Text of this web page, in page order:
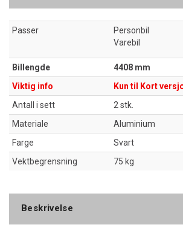
Passer
Personbil
Varebil
Billengde
4408 mm
Viktig info
Kun til Kort
Antall i sett
2 stk.
Materiale
Aluminium
Farge
Svart
Vektbegrensning
75 kg
Beskrivelse